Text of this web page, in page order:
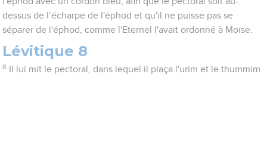
dessus de l’écharpe de l'éphod et qu'il ne puisse pas se
séparer de l'éphod, comme l'Eternel l'avait ordonné à Moïse.
Lévitique 8
8 Il lui mit le pectoral, dans lequel il plaça l'urim et le thummim.